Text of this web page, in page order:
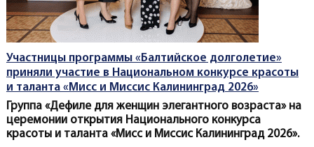
Участницы программы «Балтийское долголетие»
приняли участие в Национальном конкурсе красоты
и таланта «Мисс и Миссис Калининград 2026»
Группа «Дефиле для женщин элегантного возраста» на
церемонии открытия Национального конкурса
красоты и таланта «Мисс и Миссис Калининград 2026».